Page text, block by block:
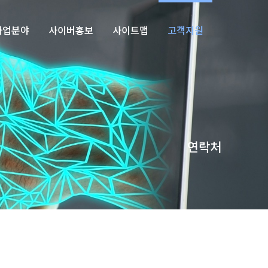
분야 사이버홍보 사이트맵 고객지원
연락처